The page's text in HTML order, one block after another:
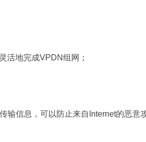
活地完成VPDN组网；
输信息，可以防止来自Internet的恶意